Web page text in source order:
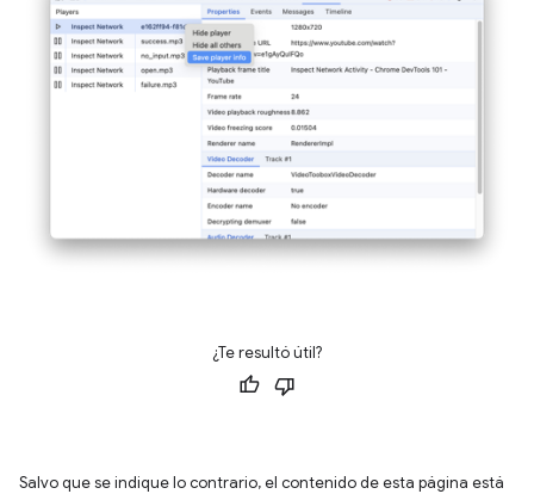
¿Te resultó útil?
Salvo que se indique lo contrario, el contenido de esta página está